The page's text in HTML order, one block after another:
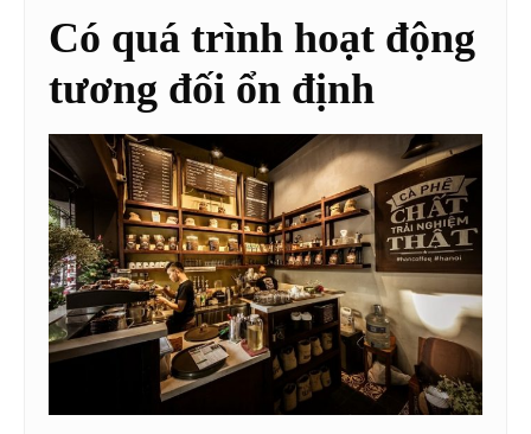
Có quá trình hoạt động
tương đối ổn định